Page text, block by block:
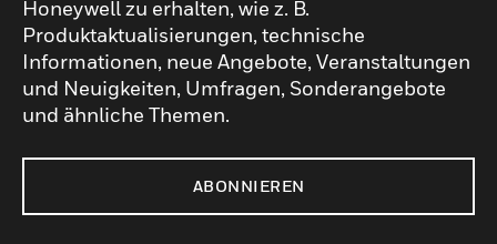
Honeywell zu erhalten, wie z. B.
Produktaktualisierungen, technische
Informationen, neue Angebote, Veranstaltungen
und Neuigkeiten, Umfragen, Sonderangebote
und ähnliche Themen.
ABONNIEREN